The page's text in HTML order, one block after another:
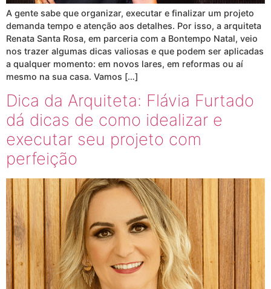
A gente sabe que organizar, executar e finalizar um projeto
demanda tempo e atenção aos detalhes. Por isso, a arquiteta
Renata Santa Rosa, em parceria com a Bontempo Natal, veio
nos trazer algumas dicas valiosas e que podem ser aplicadas
a qualquer momento: em novos lares, em reformas ou aí
mesmo na sua casa. Vamos […]
Dica da Arquiteta: Flávia Furtado
dá dicas de como idealizar e
executar seu projeto com
perfeição